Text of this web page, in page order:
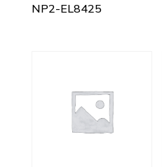
NP2-EL8425